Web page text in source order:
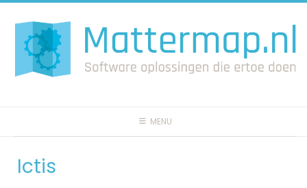
naar
inhoud
MENU
Ictis